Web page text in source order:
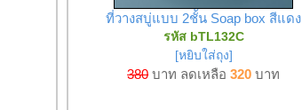
ที่วางสบู่แบบ 2ชั้น Soap box สีแดง
รหัส bTL132C
[หยิบใส่ถุง]
380 บาท ลดเหลือ320 บาท